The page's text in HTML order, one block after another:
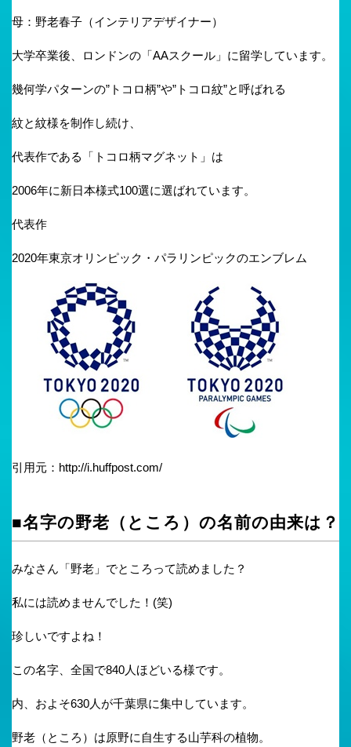
母：野老春子（インテリアデザイナー）
大学卒業後、ロンドンの「AAスクール」に留学しています。
幾何学パターンの”トコロ柄”や”トコロ紋”と呼ばれる
紋と紋様を制作し続け、
代表作である「トコロ柄マグネット」は
2006年に新日本様式100選に選ばれています。
代表作
2020年東京オリンピック・パラリンピックのエンブレム
引用元：http://i.huffpost.com/
■名字の野老（ところ）の名前の由来は？
みなさん「野老」でところって読めました？
私には読めませんでした！(笑)
珍しいですよね！
この名字、全国で840人ほどいる様です。
内、およそ630人が千葉県に集中しています。
野老（ところ）は原野に自生する山芋科の植物。